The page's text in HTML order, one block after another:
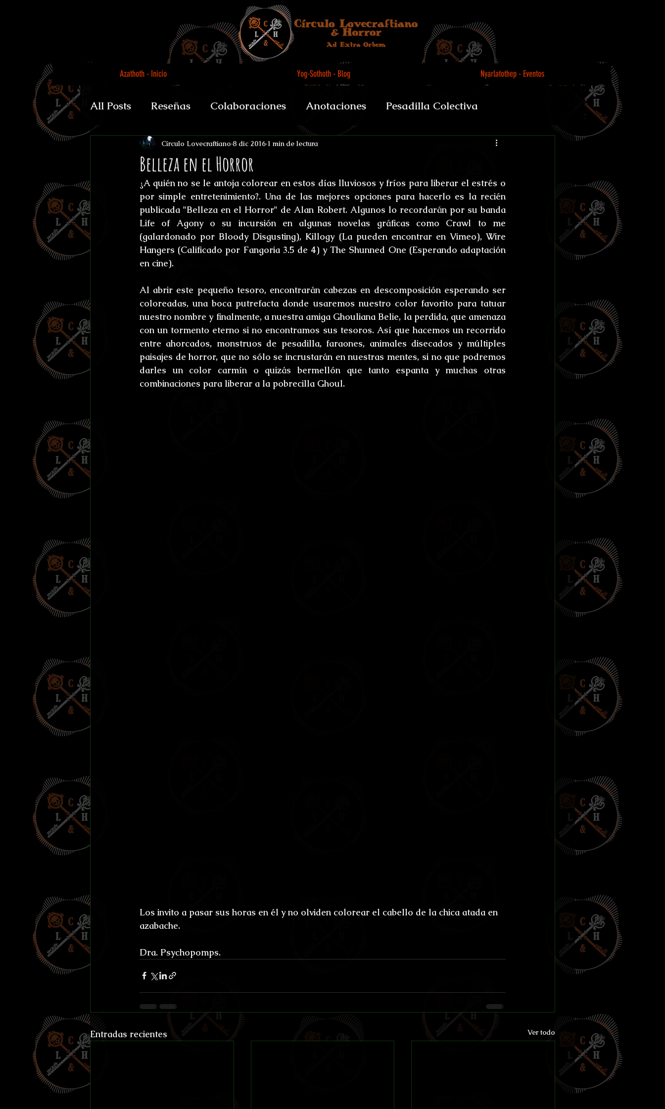
Azathoth - Inicio Yog-Sothoth - Blog Nyarlatothep - Eventos
All Posts Reseñas Colaboraciones Anotaciones Pesadilla Colectiva
Auguratricis, sirenibus et alii Biografías y datos
Gabinete de la Dra. Psychopomps Tenebris Medicinae Officium
Efemérides y celebraciones Bestiario del Horror Los últimos días de Anthibitas
Reto Stefan Koidl
L'horreur En Haute Couture Relatos Relatos Ganadores Horresco Referens
Susurros Innombrables
Belleza en el Horror
Círculo Lovecraftiano 8 dic 2016 1 min de lectura
¿A quién no se le antoja colorear en estos días lluviosos y fríos para liberar el estrés o
por simple entretenimiento?. Una de las mejores opciones para hacerlo es la recién
publicada "Belleza en el Horror" de Alan Robert. Algunos lo recordarán por su banda
Life of Agony o su incursión en algunas novelas gráficas como Crawl to me
(galardonado por Bloody Disgusting), Killogy (La pueden encontrar en Vimeo), Wire
Hangers (Calificado por Fangoria 3.5 de 4) y The Shunned One (Esperando adaptación
en cine).
Al abrir este pequeño tesoro, encontrarán cabezas en descomposición esperando ser
coloreadas, una boca putrefacta donde usaremos nuestro color favorito para tatuar
nuestro nombre y finalmente, a nuestra amiga Ghouliana Belie, la perdida, que amenaza
con un tormento eterno si no encontramos sus tesoros. Así que hacemos un recorrido
entre ahorcados, monstruos de pesadilla, faraones, animales disecados y múltiples
paisajes de horror, que no sólo se incrustarán en nuestras mentes, si no que podremos
darles un color carmín o quizás bermellón que tanto espanta y muchas otras
combinaciones para liberar a la pobrecilla Ghoul.
Los invito a pasar sus horas en él y no olviden colorear el cabello de la chica atada en
azabache.
Dra. Psychopomps.
Entradas recientes Ver todo